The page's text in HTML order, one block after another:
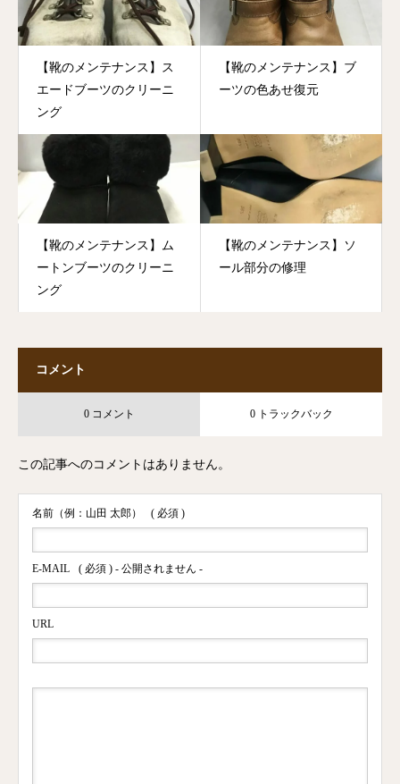
【靴のメンテナンス】ス
エードブーツのクリーニ
ング
【靴のメンテナンス】ブ
ーツの色あせ復元
【靴のメンテナンス】ム
ートンブーツのクリーニ
ング
【靴のメンテナンス】ソ
ール部分の修理
コメント
0 コメント 0 トラックバック
この記事へのコメントはありません。
名前（例：山田 太郎） ( 必須 )
E-MAIL ( 必須 ) - 公開されません -
URL